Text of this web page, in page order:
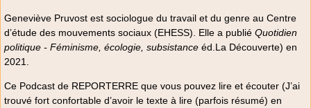
Geneviève Pruvost est sociologue du travail et du genre au Centre
d’étude des mouvements sociaux (EHESS). Elle a publié Quotidien
politique - Féminisme, écologie, subsistance éd.La Découverte) en
2021.
Ce Podcast de REPORTERRE que vous pouvez lire et écouter (J’ai
trouvé fort confortable d’avoir le texte à lire (parfois résumé) en